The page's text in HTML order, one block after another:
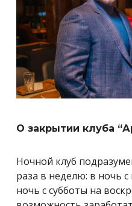
О закрытии клуба
Ночной клуб
раза в неделю: в ночь
ночь с субботы на